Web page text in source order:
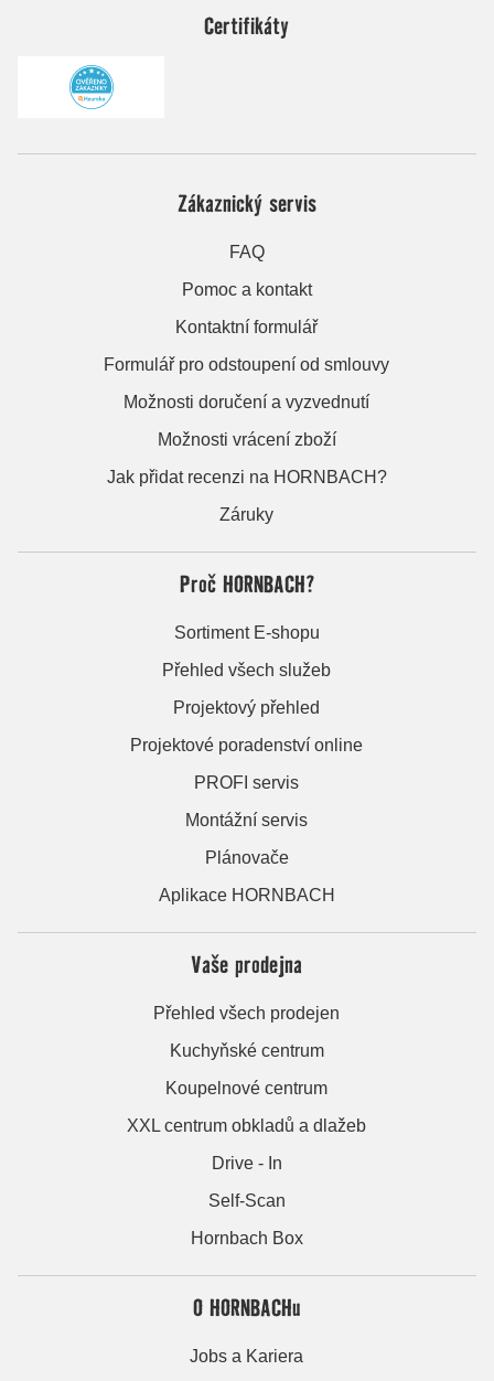
Certifikáty
Zákaznický servis
FAQ
Pomoc a kontakt
Kontaktní formulář
Formulář pro odstoupení od smlouvy
Možnosti doručení a vyzvednutí
Možnosti vrácení zboží
Jak přidat recenzi na HORNBACH?
Záruky
Proč HORNBACH?
Sortiment E-shopu
Přehled všech služeb
Projektový přehled
Projektové poradenství online
PROFI servis
Montážní servis
Plánovače
Aplikace HORNBACH
Vaše prodejna
Přehled všech prodejen
Kuchyňské centrum
Koupelnové centrum
XXL centrum obkladů a dlažeb
Drive - In
Self-Scan
Hornbach Box
O HORNBACHu
Jobs a Kariera